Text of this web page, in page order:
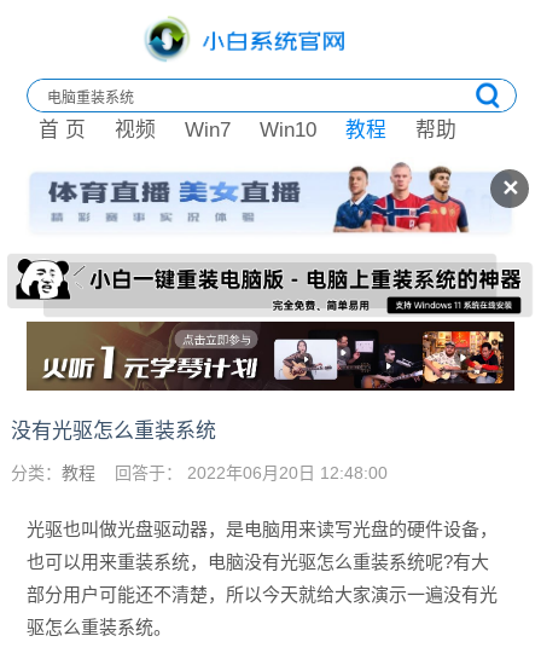
✕
首 页 视频 Win7 Win10 教程 帮助
没有光驱怎么重装系统
分类： 教程 回答于： 2022年06月20日 12:48:00
光驱也叫做光盘驱动器，是电脑用来读写光盘的硬件设备，
也可以用来重装系统，电脑没有光驱怎么重装系统呢?有大
部分用户可能还不清楚，所以今天就给大家演示一遍没有光
驱怎么重装系统。